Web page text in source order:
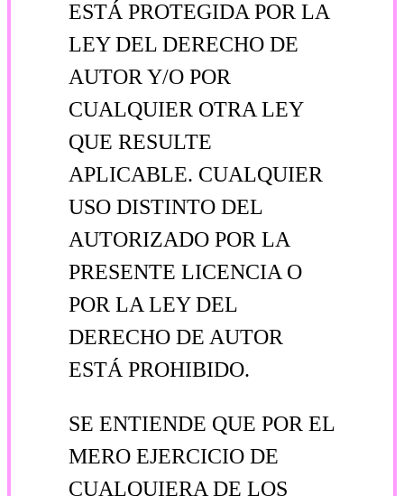
ESTÁ PROTEGIDA POR LA
LEY DEL DERECHO DE
AUTOR Y/O POR
CUALQUIER OTRA LEY
QUE RESULTE
APLICABLE. CUALQUIER
USO DISTINTO DEL
AUTORIZADO POR LA
PRESENTE LICENCIA O
POR LA LEY DEL
DERECHO DE AUTOR
ESTÁ PROHIBIDO.
SE ENTIENDE QUE POR EL
MERO EJERCICIO DE
CUALQUIERA DE LOS